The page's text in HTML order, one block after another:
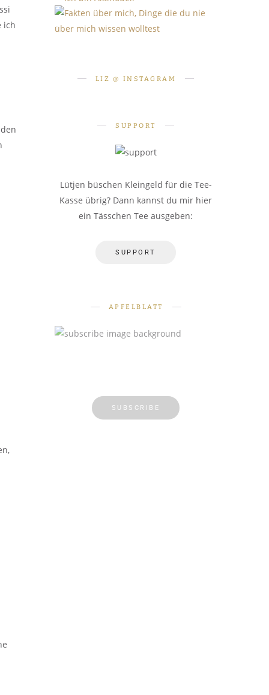
ich
Teil 1: Grundlagen
das für mich?
PERSÖNLICHES
LIZ @ INSTAGRAM
SUPPORT
Lütjen büschen Kleingeld für die Tee-
Kasse übrig? Dann kannst du mir hier
ein Tässchen Tee ausgeben:
SUPPORT
APFELBLATT
SUBSCRIBE